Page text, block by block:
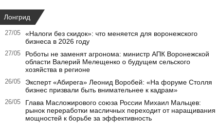
Лонгрид
27/05
«Налоги без скидок»: что меняется для воронежского
бизнеса в 2026 году
27/05
Роботы не заменят агронома: министр АПК Воронежской
области Валерий Мелещенко о будущем сельского
хозяйства в регионе
26/05
Эксперт «Абирега» Леонид Воробей: «На форуме Столля
бизнес призвали быть внимательнее к кадрам»
26/05
Глава Масложирового союза России Михаил Мальцев:
рынок переработки масличных переходит от наращивания
мощностей к борьбе за эффективность